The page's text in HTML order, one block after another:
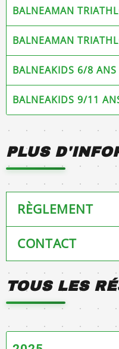
BALNEAMAN
BALNEAMAN
BALNEAKIDS 6/8 ANS
BALNEAKIDS 9/11
PLUS
RÈGLEMENT
REGLEMENT
CONTACT
Association Louron Events
3 place de la mairie
65510 Loudenvielle
louronevents@gmail.com
TOUS LES